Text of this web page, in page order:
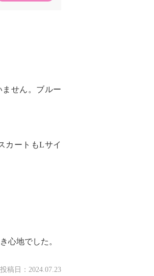
せん。ブルー
カートもLサイ
心地でした。
投稿日： 2024.07.23